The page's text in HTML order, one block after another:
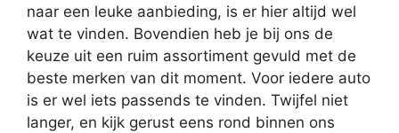
naar een leuke aanbieding, is er hier altijd wel
wat te vinden. Bovendien heb je bij ons de
keuze uit een ruim assortiment gevuld met de
beste merken van dit moment. Voor iedere auto
is er wel iets passends te vinden. Twijfel niet
langer, en kijk gerust eens rond binnen ons